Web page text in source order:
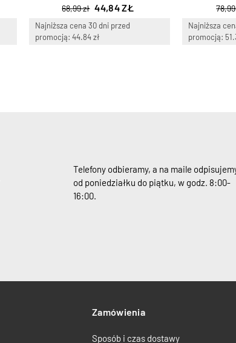
68,99 zł 44,84 ZŁ
Najniższa cena 30 dni przed
promocją: 44.84 zł
Najniższa
promocją:
Telefony odbieramy, a na maile
od poniedziałku do piątku, w godz. 8:00-
16:00.
Zamówienia
Sposób i czas dostawy